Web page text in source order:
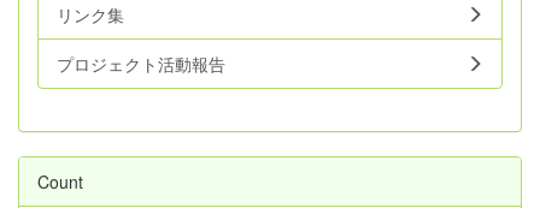
リンク集
プロジェクト活動報告
Count